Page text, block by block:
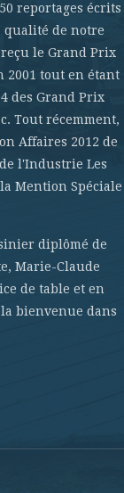
reportages écrits
qualité de notre
le Grand Prix
2001 tout en étant
des Grand Prix
Tout récemment,
Affaires 2012 de
l'Industrie Les
Mention Spéciale
diplômé de
Marie-Claude
de table et en
bienvenue dans